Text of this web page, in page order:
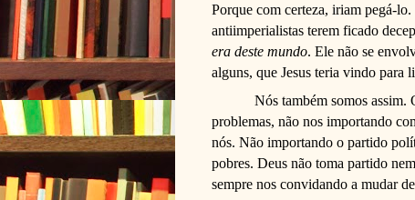
Porque com certeza, iriam pegá-
antiimperialistas terem ficado
era deste mundo. Ele não se
alguns, que Jesus teria vindo para
Nós também somos assim.
problemas, não nos importando
nós. Não importando o partido
pobres. Deus não toma partido
sempre nos convidando a mudar